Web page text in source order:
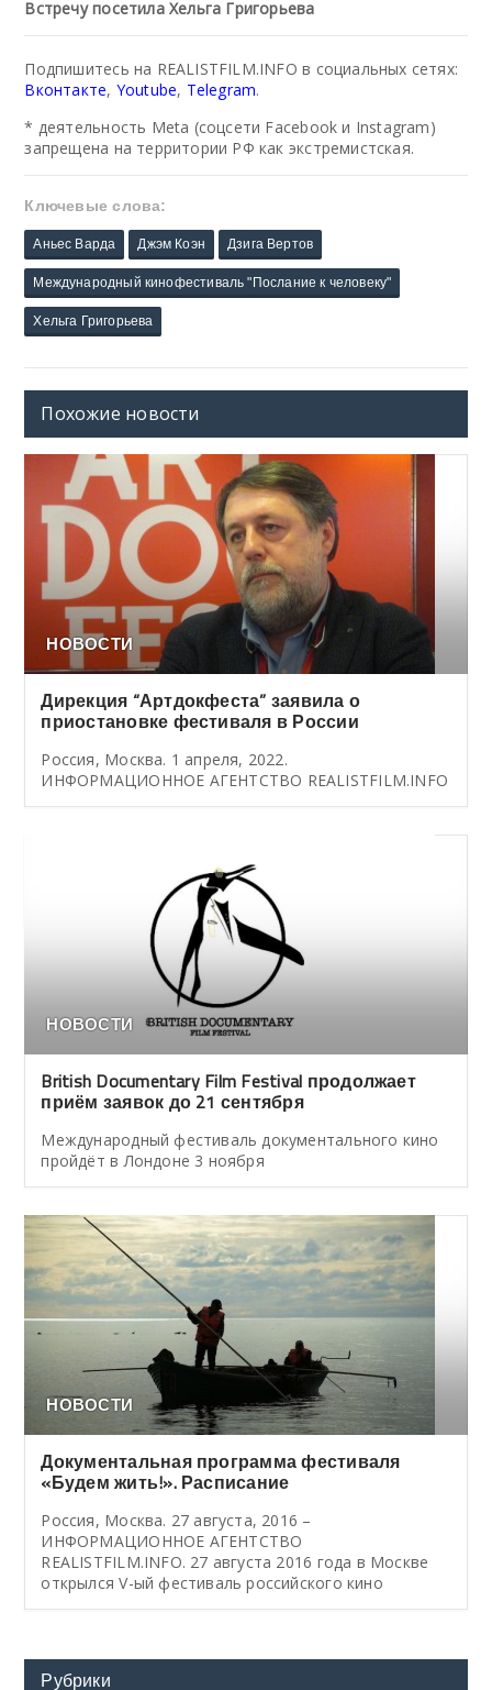
Встречу посетила Хельга Григорьева
Подпишитесь на REALISTFILM.INFO в социальных сетях:
Вконтакте, Youtube, Telegram.
* деятельность Meta (соцсети Facebook и Instagram)
запрещена на территории РФ как экстремистская.
Ключевые слова:
Аньес Варда Джэм Коэн Дзига Вертов
Международный кинофестиваль "Послание к человеку"
Хельга Григорьева
Похожие новости
НОВОСТИ
Дирекция “Артдокфеста” заявила о
приостановке фестиваля в России
Россия, Москва. 1 апреля, 2022.
ИНФОРМАЦИОННОЕ АГЕНТСТВО REALISTFILM.INFO
НОВОСТИ
British Documentary Film Festival продолжает
приём заявок до 21 сентября
Международный фестиваль документального кино
пройдёт в Лондоне 3 ноября
НОВОСТИ
Документальная программа фестиваля
«Будем жить!». Расписание
Россия, Москва. 27 августа, 2016 –
ИНФОРМАЦИОННОЕ АГЕНТСТВО
REALISTFILM.INFO. 27 августа 2016 года в Москве
открылся V-ый фестиваль российского кино
Рубрики